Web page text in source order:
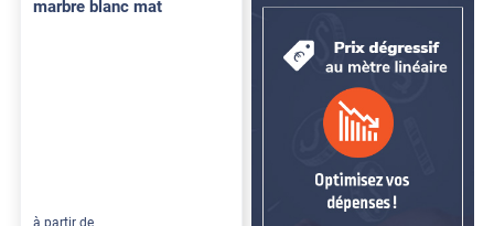
marbre blanc mat
à partir de